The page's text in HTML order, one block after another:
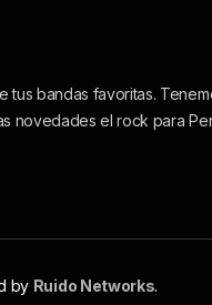
tus bandas favoritas.
novedades el rock para
by Ruido Networks.